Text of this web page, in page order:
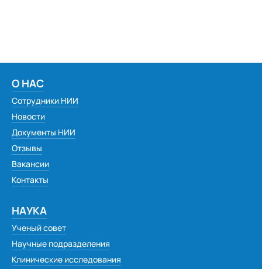
О НАС
Сотрудники НИИ
Новости
Документы НИИ
Отзывы
Вакансии
Контакты
НАУКА
Ученый совет
Научные подразделения
Клинические исследования